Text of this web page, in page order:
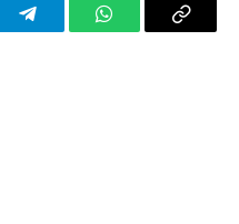
TelegramWhatsAppCopy